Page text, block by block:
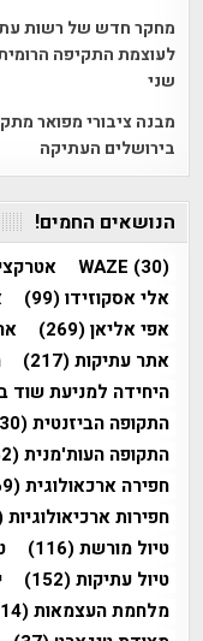
מחקר חדש של רשות
לעוצמת התקיפה
שני
מבנה ציבורי מפואר
בירושלים העתיקה
הנושאים החמים!
WAZE (30)
אלי אסקוזידו(99)
אפי אליאן(269)
אתר עתיקות(217)
היחידה למניעת שוד
התקופה הביזנטית(130)
התקופה העות'מנית(62)
חפירה ארכאולוגית(169)
חפירות ארכיאולוגיות
טיול מורשת(116)
טיול עתיקות(152)
מלחמת העצמאות(114)